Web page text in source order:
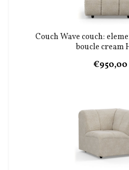
Couch Wave couch:
boucle cream
€950,00